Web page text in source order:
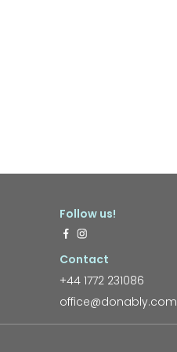
Follow us!
Contact
+44 1772 231086
office@donably.com